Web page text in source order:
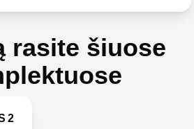
rasite šiuose
2